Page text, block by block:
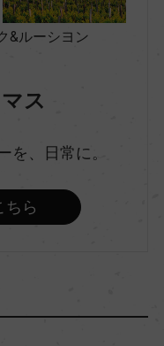
ルーシヨン
ス
を、日常に。
ちら